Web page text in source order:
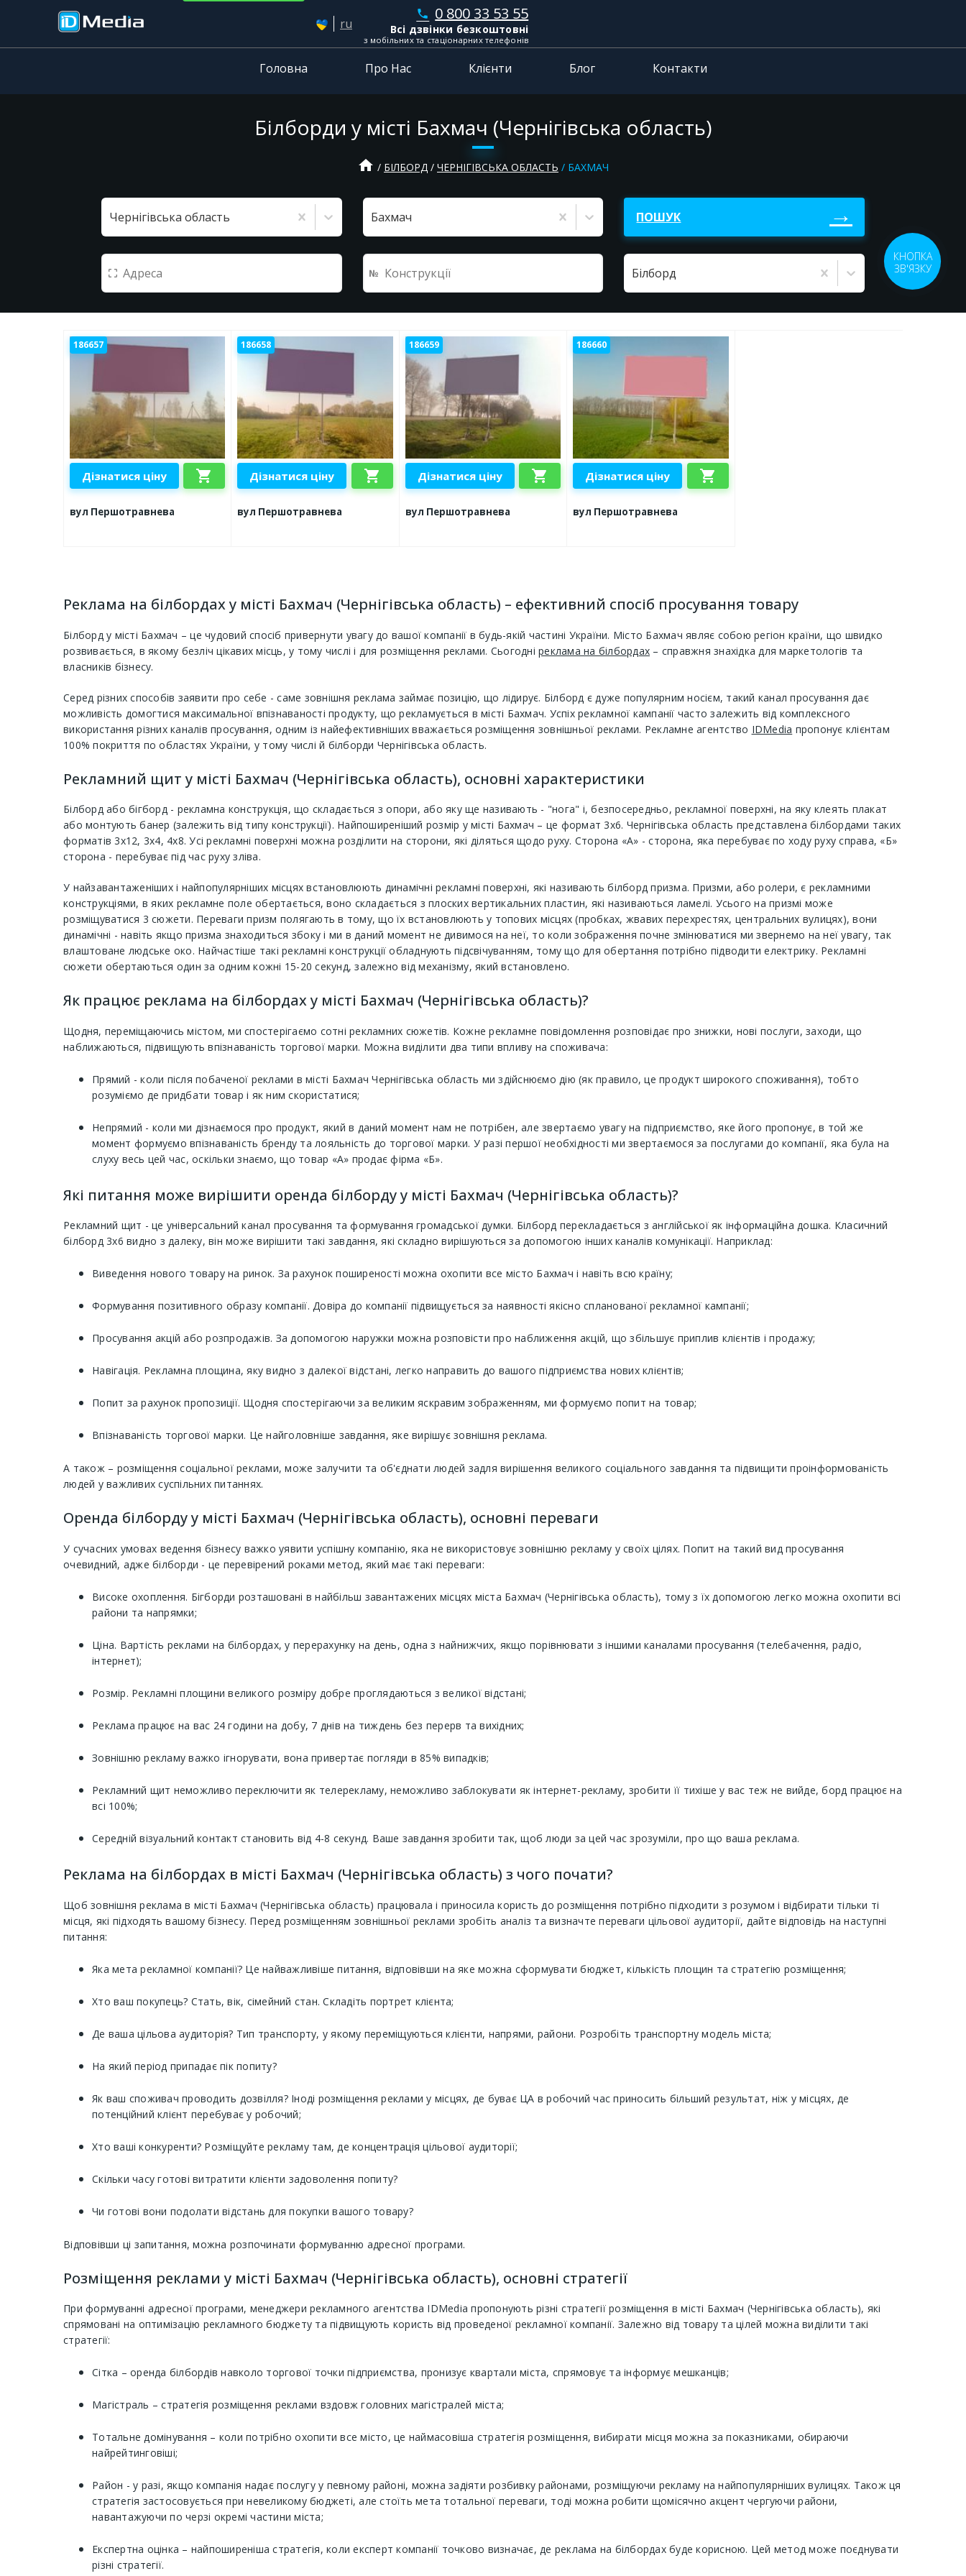
ru
phone 0 800 33 53 55
Всі дзвінки безкоштовні
з мобільних та стаціонарних телефонів
Головна Про Нас Клієнти Блог Контакти
Білборди у місті Бахмач (Чернігівська область)
home БІЛБОРД ЧЕРНІГІВСЬКА ОБЛАСТЬ БАХМАЧ
Чернігівська область Бахмач
Білборд
ПОШУК
186657
Дізнатися ціну shopping_cart
вул Першотравнева
186658
Дізнатися ціну shopping_cart
вул Першотравнева
186659
Дізнатися ціну shopping_cart
вул Першотравнева
186660
Дізнатися ціну shopping_cart
вул Першотравнева
Реклама на білбордах у місті Бахмач (Чернігівська область) – ефективний спосіб просування товару
Білборд у місті Бахмач – це чудовий спосіб привернути увагу до вашої компанії в будь-якій частині України. Місто Бахмач являє собою регіон країни, що швидко
розвивається, в якому безліч цікавих місць, у тому числі і для розміщення реклами. Сьогодні реклама на білбордах – справжня знахідка для маркетологів та
власників бізнесу.
Серед різних способів заявити про себе - саме зовнішня реклама займає позицію, що лідирує. Білборд є дуже популярним носієм, такий канал просування дає
можливість домогтися максимальної впізнаваності продукту, що рекламується в місті Бахмач. Успіх рекламної кампанії часто залежить від комплексного
використання різних каналів просування, одним із найефективніших вважається розміщення зовнішньої реклами. Рекламне агентство IDMedia пропонує клієнтам
100% покриття по областях України, у тому числі й білборди Чернігівська область.
Рекламний щит у місті Бахмач (Чернігівська область), основні характеристики
Білборд або бігборд - рекламна конструкція, що складається з опори, або яку ще називають - "нога" і, безпосередньо, рекламної поверхні, на яку клеять плакат
або монтують банер (залежить від типу конструкції). Найпоширеніший розмір у місті Бахмач – це формат 3х6. Чернігівська область представлена ​​білбордами таких
форматів 3х12, 3х4, 4х8. Усі рекламні поверхні можна розділити на сторони, які діляться щодо руху. Сторона «А» - сторона, яка перебуває по ходу руху справа, «Б»
сторона - перебуває під час руху зліва.
У найзавантаженіших і найпопулярніших місцях встановлюють динамічні рекламні поверхні, які називають білборд призма. Призми, або ролери, є рекламними
конструкціями, в яких рекламне поле обертається, воно складається з плоских вертикальних пластин, які називаються ламелі. Усього на призмі може
розміщуватися 3 сюжети. Переваги призм полягають в тому, що їх встановлюють у топових місцях (пробках, жвавих перехрестях, центральних вулицях), вони
динамічні - навіть якщо призма знаходиться збоку і ми в даний момент не дивимося на неї, то коли зображення почне змінюватися ми звернемо на неї увагу, так
влаштоване людське око. Найчастіше такі рекламні конструкції обладнують підсвічуванням, тому що для обертання потрібно підводити електрику. Рекламні
сюжети обертаються один за одним кожні 15-20 секунд, залежно від механізму, який встановлено.
Як працює реклама на білбордах у місті Бахмач (Чернігівська область)?
Щодня, переміщаючись містом, ми спостерігаємо сотні рекламних сюжетів. Кожне рекламне повідомлення розповідає про знижки, нові послуги, заходи, що
наближаються, підвищують впізнаваність торгової марки. Можна виділити два типи впливу на споживача:
Прямий - коли після побаченої реклами в місті Бахмач Чернігівська область ми здійснюємо дію (як правило, це продукт широкого споживання), тобто
розуміємо де придбати товар і як ним скористатися;
Непрямий - коли ми дізнаємося про продукт, який в даний момент нам не потрібен, але звертаємо увагу на підприємство, яке його пропонує, в той же
момент формуємо впізнаваність бренду та лояльність до торгової марки. У разі першої необхідності ми звертаємося за послугами до компанії, яка була на
слуху весь цей час, оскільки знаємо, що товар «А» продає фірма «Б».
Які питання може вирішити оренда білборду у місті Бахмач (Чернігівська область)?
Рекламний щит - це універсальний канал просування та формування громадської думки. Білборд перекладається з англійської як інформаційна дошка. Класичний
білборд 3х6 видно з далеку, він може вирішити такі завдання, які складно вирішуються за допомогою інших каналів комунікації. Наприклад:
Виведення нового товару на ринок. За рахунок поширеності можна охопити все місто Бахмач і навіть всю країну;
Формування позитивного образу компанії. Довіра до компанії підвищується за наявності якісно спланованої рекламної кампанії;
Просування акцій або розпродажів. За допомогою наружки можна розповісти про наближення акцій, що збільшує приплив клієнтів і продажу;
Навігація. Рекламна площина, яку видно з далекої відстані, легко направить до вашого підприємства нових клієнтів;
Попит за рахунок пропозиції. Щодня спостерігаючи за великим яскравим зображенням, ми формуємо попит на товар;
Впізнаваність торгової марки. Це найголовніше завдання, яке вирішує зовнішня реклама.
А також – розміщення соціальної реклами, може залучити та об'єднати людей задля вирішення великого соціального завдання та підвищити проінформованість
людей у ​​важливих суспільних питаннях.
Оренда білборду у місті Бахмач (Чернігівська область), основні переваги
У сучасних умовах ведення бізнесу важко уявити успішну компанію, яка не використовує зовнішню рекламу у своїх цілях. Попит на такий вид просування
очевидний, адже білборди - це перевірений роками метод, який має такі переваги:
Високе охоплення. Бігборди розташовані в найбільш завантажених місцях міста Бахмач (Чернігівська область), тому з їх допомогою легко можна охопити всі
райони та напрямки;
Ціна. Вартість реклами на білбордах, у перерахунку на день, одна з найнижчих, якщо порівнювати з іншими каналами просування (телебачення, радіо,
інтернет);
Розмір. Рекламні площини великого розміру добре проглядаються з великої відстані;
Реклама працює на вас 24 години на добу, 7 днів на тиждень без перерв та вихідних;
Зовнішню рекламу важко ігнорувати, вона привертає погляди в 85% випадків;
Рекламний щит неможливо переключити як телерекламу, неможливо заблокувати як інтернет-рекламу, зробити її тихіше у вас теж не вийде, борд працює на
всі 100%;
Середній візуальний контакт становить від 4-8 секунд. Ваше завдання зробити так, щоб люди за цей час зрозуміли, про що ваша реклама.
Реклама на білбордах в місті Бахмач (Чернігівська область) з чого почати?
Щоб зовнішня реклама в місті Бахмач (Чернігівська область) працювала і приносила користь до розміщення потрібно підходити з розумом і відбирати тільки ті
місця, які підходять вашому бізнесу. Перед розміщенням зовнішньої реклами зробіть аналіз та визначте переваги цільової аудиторії, дайте відповідь на наступні
питання:
Яка мета рекламної компанії? Це найважливіше питання, відповівши на яке можна сформувати бюджет, кількість площин та стратегію розміщення;
Хто ваш покупець? Стать, вік, сімейний стан. Складіть портрет клієнта;
Де ваша цільова аудиторія? Тип транспорту, у якому переміщуються клієнти, напрями, райони. Розробіть транспортну модель міста;
На який період припадає пік попиту?
Як ваш споживач проводить дозвілля? Іноді розміщення реклами у місцях, де буває ЦА в робочий час приносить більший результат, ніж у місцях, де
потенційний клієнт перебуває у робочий;
Хто ваші конкуренти? Розміщуйте рекламу там, де концентрація цільової аудиторії;
Скільки часу готові витратити клієнти задоволення попиту?
Чи готові вони подолати відстань для покупки вашого товару?
Відповівши ці запитання, можна розпочинати формуванню адресної програми.
Розміщення реклами у місті Бахмач (Чернігівська область), основні стратегії
При формуванні адресної програми, менеджери рекламного агентства IDMedia пропонують різні стратегії розміщення в місті Бахмач (Чернігівська область), які
спрямовані на оптимізацію рекламного бюджету та підвищують користь від проведеної рекламної компанії. Залежно від товару та цілей можна виділити такі
стратегії:
Сітка – оренда білбордів навколо торгової точки підприємства, пронизує квартали міста, спрямовує та інформує мешканців;
Магістраль – стратегія розміщення реклами вздовж головних магістралей міста;
Тотальне домінування – коли потрібно охопити все місто, це наймасовіша стратегія розміщення, вибирати місця можна за показниками, обираючи
найрейтинговіші;
Район - у разі, якщо компанія надає послугу у певному районі, можна задіяти розбивку районами, розміщуючи рекламу на найпопулярніших вулицях. Також ця
стратегія застосовується при невеликому бюджеті, але стоїть мета тотальної переваги, тоді можна робити щомісячно акцент чергуючи райони,
навантажуючи по черзі окремі частини міста;
Експертна оцінка – найпоширеніша стратегія, коли експерт компанії точково визначає, де реклама на білбордах буде корисною. Цей метод може поєднувати
різні стратегії.
КНОПКА
ЗВ'ЯЗКУ